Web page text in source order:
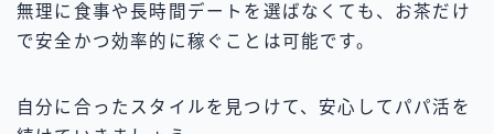
無理に食事や長時間デートを選ばなくても、お茶だけ
で安全かつ効率的に稼ぐことは可能です。
自分に合ったスタイルを見つけて、安心してパパ活を